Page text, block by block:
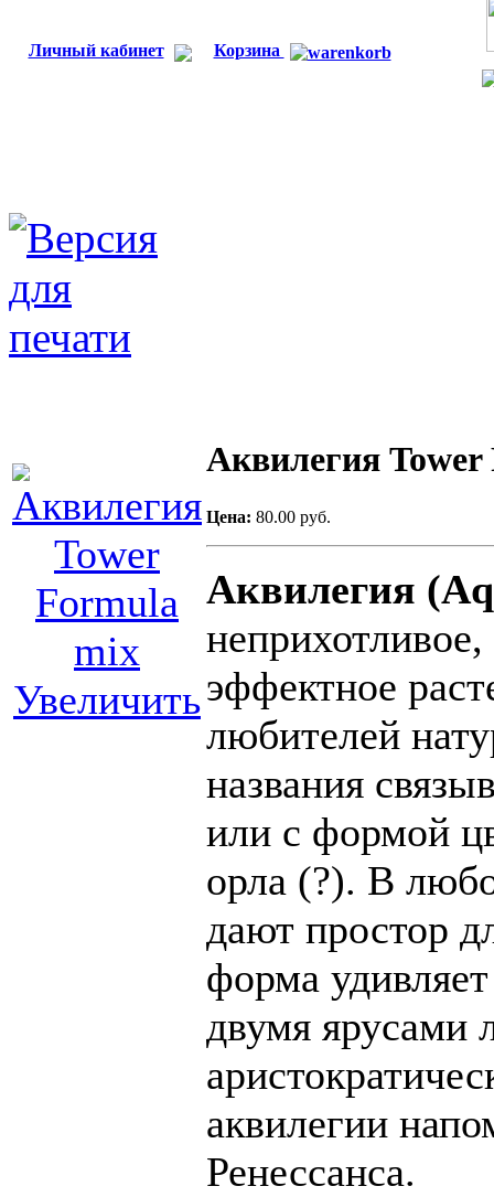
Личный кабинет Корзина
Увеличить
Аквилегия
Цена: 80.00 руб.
Аквилегия
эффектное
любителей
названия
или с формой
орла (?). В
дают простор
форма
двумя ярусами
аквилегии
Ренессанса.